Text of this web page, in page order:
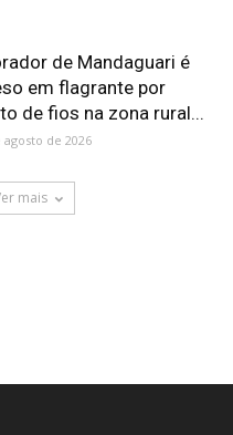
de Mandaguari é
em flagrante por
de fios na zona rural...
agosto de 2026
mais